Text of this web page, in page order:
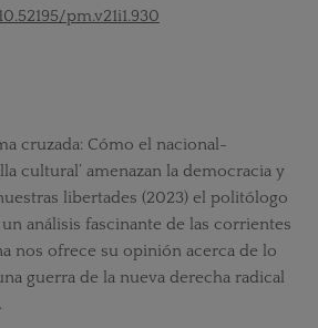
pm.v21i1.930
cruzada: Cómo el nacional-
cultural’ amenazan la democracia y
libertades (2023) el politólogo
análisis fascinante de las corrientes
nos ofrece su opinión acerca de lo
guerra de la nueva derecha radical